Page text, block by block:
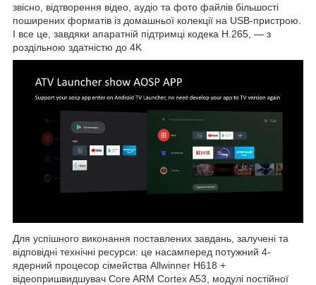
звісно, відтворення відео, аудіо та фото файлів більшості
поширених форматів із домашньої колекції на USB-пристрою.
І все це, завдяки апаратній підтримці кодека H.265, — з
роздільною здатністю до 4K
Для успішного виконання поставлених завдань, залучені та
відповідні технічні ресурси: це насамперед потужний 4-
ядерний процесор сімейства Allwinner H618 +
відеопришвидшувач Core ARM Cortex A53, модулі постійної